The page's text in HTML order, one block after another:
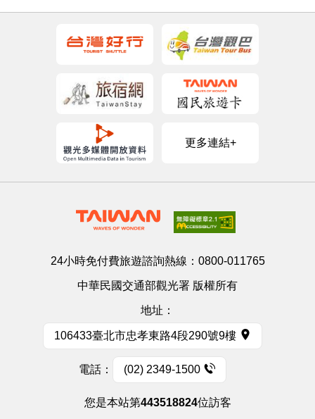
更多連結+
24小時免付費旅遊諮詢熱線： 0800-011765
中華民國交通部觀光署 版權所有
地址：
106433臺北市忠孝東路4段290號9樓
電話： (02) 2349-1500
您是本站第443518824位訪客